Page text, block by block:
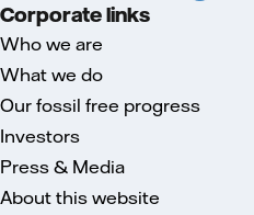
Corporate links
Who we are
What we do
Our fossil free progress
Investors
Press & Media
About this website